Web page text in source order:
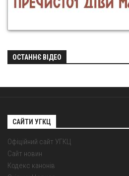
ОСТАННЄ ВІДЕО
САЙТИ УГКЦ
Офіційний сайт УГКЦ
Сайт новин
Кодекс канонів